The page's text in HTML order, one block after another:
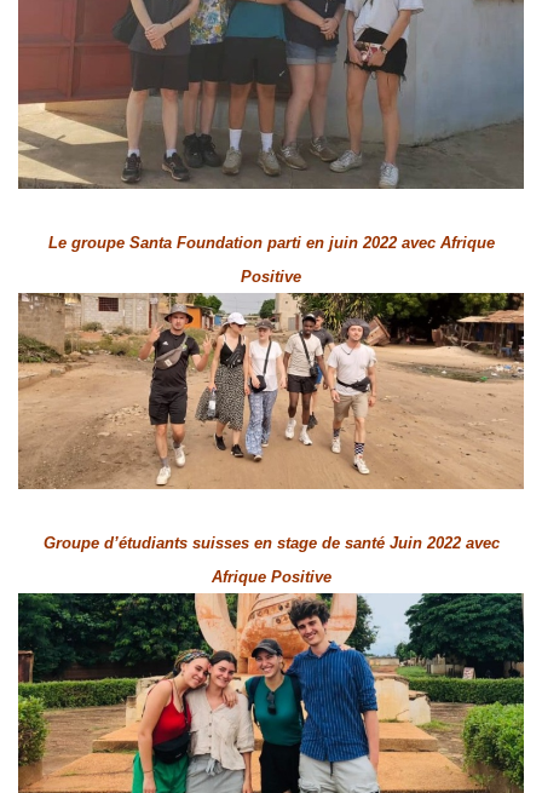
Le groupe Santa Foundation parti en juin 2022 avec Afrique
Positive
Groupe d’étudiants suisses en stage de santé Juin 2022 avec
Afrique Positive